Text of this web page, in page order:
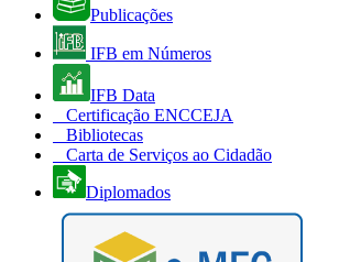
Publicações
IFB em Números
IFB Data
Certificação ENCCEJA
Bibliotecas
Carta de Serviços ao Cidadão
Diplomados